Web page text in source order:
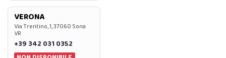
VERONA
Via Trentino, 1, 37060 Sona
VR
+39 342 031 0352